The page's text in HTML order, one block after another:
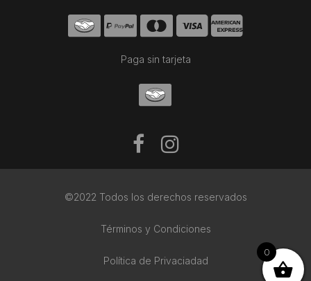
Paga sin tarjeta
©2022 Todos los derechos reservados
Términos y Condiciones
Política de Privaciadad
0